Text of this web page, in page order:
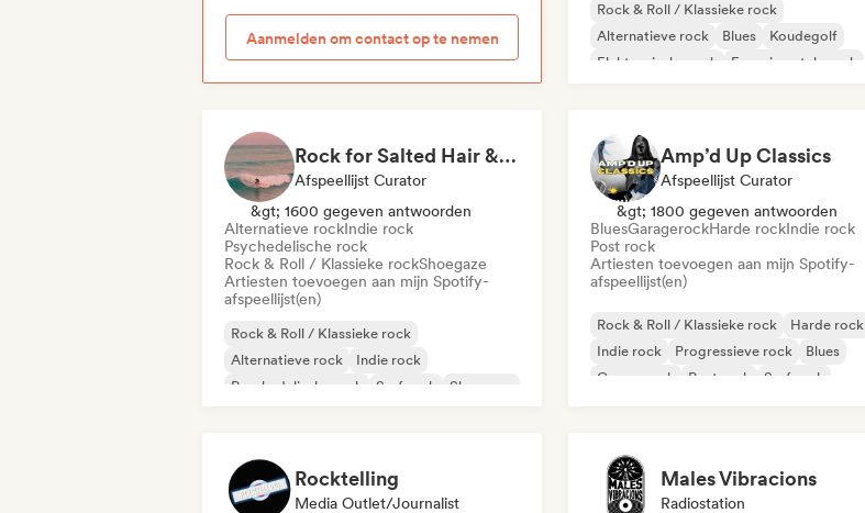
Aanmelden om contact op te nemen
Rock & Roll / Klassieke rock
Alternatieve rock
Blues
Koudegolf
Elektronische rock
Experimentele rock
Rock for Salted Hair & Sandy Toes
Afspeellijst Curator
&gt; 1600 gegeven antwoorden
Alternatieve rockIndie rock
Psychedelische rock
Rock & Roll / Klassieke rockShoegaze
Artiesten toevoegen aan mijn Spotify-
afspeellijst(en)
Rock & Roll / Klassieke rock
Alternatieve rock
Indie rock
Psychedelische rock
Surf rock Shoegaze
Amp’d Up Classics
Afspeellijst Curator
&gt; 1800 gegeven antwoorden
BluesGaragerockHarde rockIndie rock
Post rock
Artiesten toevoegen aan mijn Spotify-
afspeellijst(en)
Rock & Roll / Klassieke rock
Harde rock
Indie rock
Progressieve rock
Blues
Garagerock
Post rock Surf rock
Rocktelling
Media Outlet/Journalist
Males Vibracions
Radiostation